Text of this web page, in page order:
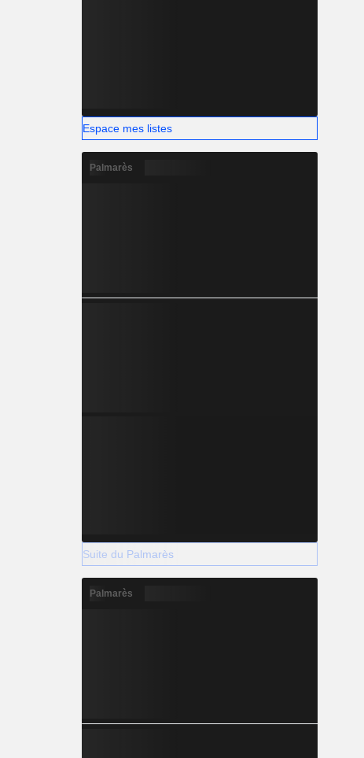
Espace mes listes
Palmarès
Suite du Palmarès
Palmarès